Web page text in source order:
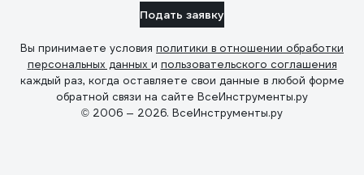
Подать заявку
Вы принимаете условия политики в отношении обработки
персональных данных и пользовательского соглашения
каждый раз, когда оставляете свои данные в любой форме
обратной связи на сайте ВсеИнструменты.ру
© 2006 — 2026. ВсеИнструменты.ру